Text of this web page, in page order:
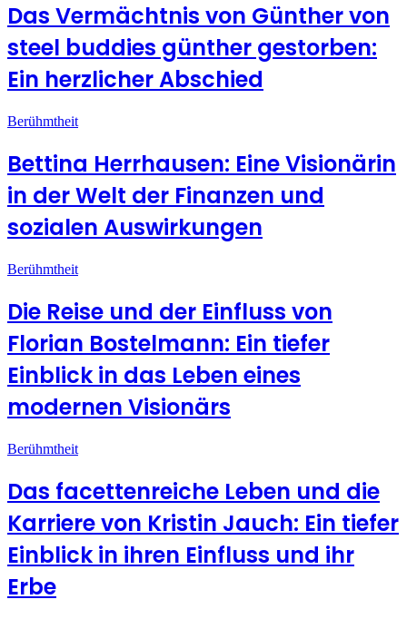
Das Vermächtnis von Günther von
steel buddies günther gestorben:
Ein herzlicher Abschied
Berühmtheit
Bettina Herrhausen: Eine Visionärin
in der Welt der Finanzen und
sozialen Auswirkungen
Berühmtheit
Die Reise und der Einfluss von
Florian Bostelmann: Ein tiefer
Einblick in das Leben eines
modernen Visionärs
Berühmtheit
Das facettenreiche Leben und die
Karriere von Kristin Jauch: Ein tiefer
Einblick in ihren Einfluss und ihr
Erbe